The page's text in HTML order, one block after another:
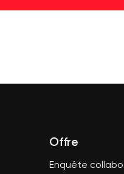
Offre
Enquête